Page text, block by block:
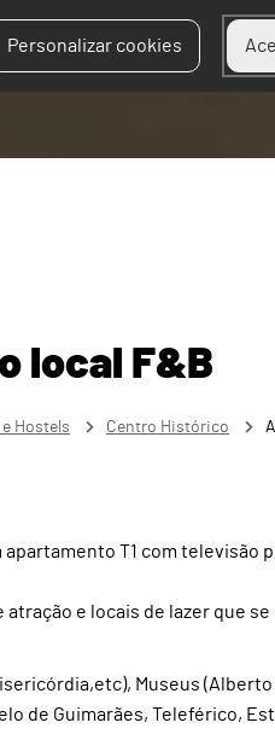
Personalizar cookies
local F&B
Hostels Centro Histórico
T1 com televisão
e locais de lazer que se
Museus (Alberto
de Guimarães, Teleférico,